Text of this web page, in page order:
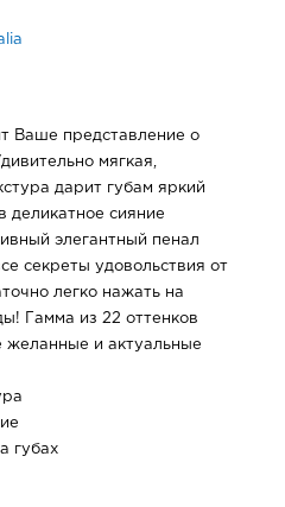
Ваше представление о
мягкая,
дарит губам яркий
деликатное сияние
элегантный пенал
секреты удовольствия от
легко нажать на
Гамма из 22 оттенков
желанные и актуальные
губах